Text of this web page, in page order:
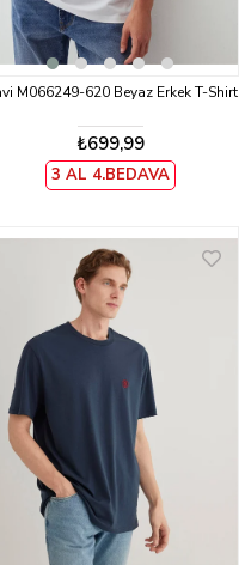
M066249-620 Beyaz Erkek T-Shirt
₺699,99
3 AL 4.BEDAVA